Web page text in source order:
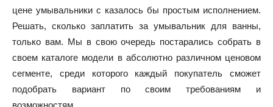
цене умывальники с казалось бы простым исполнением.
Решать, сколько заплатить за умывальник для ванны,
только вам. Мы в свою очередь постарались собрать в
своем каталоге модели в абсолютно различном ценовом
сегменте, среди которого каждый покупатель сможет
подобрать вариант по своим требованиям и
возможностям.